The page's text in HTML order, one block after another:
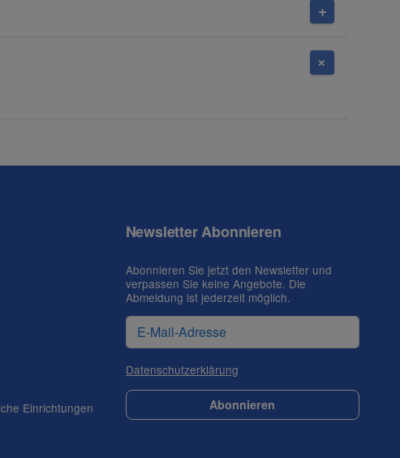
Einrichtungen
Newsletter Abonnieren
Abonnieren Sie jetzt den Newsletter und
verpassen Sie keine Angebote. Die
Abmeldung ist jederzeit möglich.
Datenschutzerklärung
Abonnieren